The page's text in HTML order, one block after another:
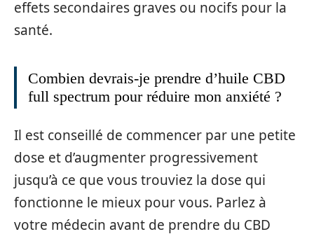
effets secondaires graves ou nocifs pour la
santé.
Combien devrais-je prendre d’huile CBD
full spectrum pour réduire mon anxiété ?
Il est conseillé de commencer par une petite
dose et d’augmenter progressivement
jusqu’à ce que vous trouviez la dose qui
fonctionne le mieux pour vous. Parlez à
votre médecin avant de prendre du CBD